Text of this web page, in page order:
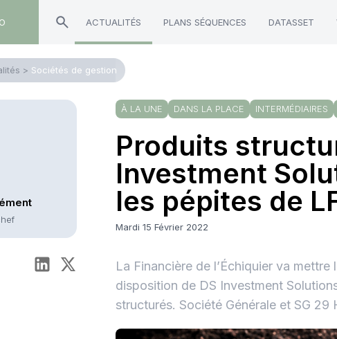
ACTUALITÉS PLANS SÉQUENCES DATASSET
> Sociétés de gestion
À LA UNE DANS LA PLACE INTERMÉDIAIRES
Produits
Investment
les pépites de
Mardi 15 Février 2022
La Financière de l’Échiquier va
disposition de DS Investment
structurés. Société Générale et SG